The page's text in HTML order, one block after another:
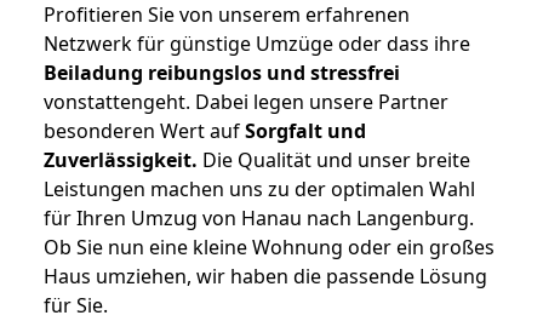
Profitieren Sie von unserem erfahrenen
Netzwerk für günstige Umzüge oder dass ihre
Beiladung reibungslos und stressfrei
vonstattengeht. Dabei legen unsere Partner
besonderen Wert aufSorgfalt und
Zuverlässigkeit. Die Qualität und unser breite
Leistungen machen uns zu der optimalen Wahl
für Ihren Umzug von Hanau nach Langenburg.
Ob Sie nun eine kleine Wohnung oder ein großes
Haus umziehen, wir haben die passende Lösung
für Sie.